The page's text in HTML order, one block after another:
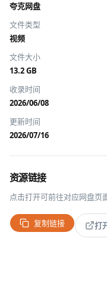
夸克网盘
文件类型
视频
文件大小
13.2 GB
收录时间
2026/06/08
更新时间
2026/07/16
资源链接
点击打开可前往对应网盘页
复制链接 打